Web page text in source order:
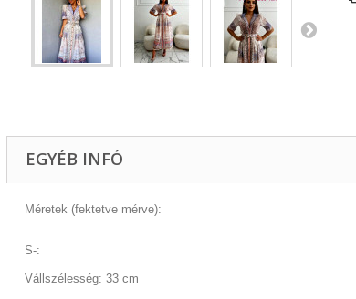
EGYÉB INFÓ
Méretek (fektetve mérve):
S-:
Vállszélesség: 33 cm